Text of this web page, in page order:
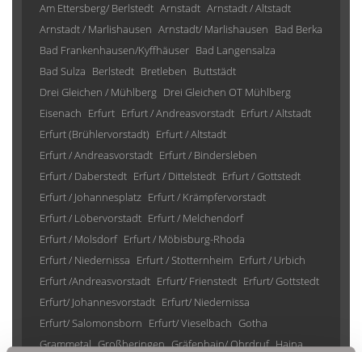
Am Ettersberg/ Berlstedt Arnstadt Arnstadt / Altstadt
Arnstadt / Marlishausen Arnstadt/ Marlishausen Bad Berka
Bad Frankenhausen/Kyffhäuser Bad Langensalza
Bad Sulza Berlstedt Bretleben Buttstädt
Drei Gleichen / Mühlberg Drei Gleichen OT Mühlberg
Eisenach Erfurt Erfurt / Andreasvorstadt Erfurt / Altstadt
Erfurt (Brühlervorstadt) Erfurt / Altstadt
Erfurt / Andreasvorstadt Erfurt / Bindersleben
Erfurt / Daberstedt Erfurt / Dittelstedt Erfurt / Gottstedt
Erfurt / Johannesplatz Erfurt / Krämpfervorstadt
Erfurt / Löbervorstadt Erfurt / Melchendorf
Erfurt / Molsdorf Erfurt / Möbisburg-Rhoda
Erfurt / Niedernissa Erfurt / Stotternheim Erfurt / Urbich
Erfurt /Andreasvorstadt Erfurt/ Frienstedt Erfurt/ Gottstedt
Erfurt/ Johannesvorstadt Erfurt/ Niedernissa
Erfurt/ Salomonsborn Erfurt/ Vieselbach Gotha
Grammetal Großheringen Gräfenhain/ Ohrdruf Haina